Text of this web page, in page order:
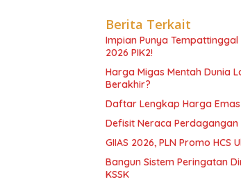
Berita Terkait
Impian Punya
2026 PIK2!
Harga Migas Mentah Dunia
Berakhir?
Daftar Lengkap Harga
Defisit Neraca Perdagangan
GIIAS 2026, PLN Promo
Bangun Sistem Peringatan
KSSK